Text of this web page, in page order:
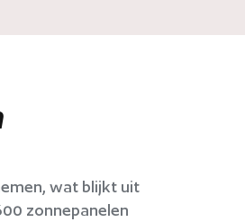
wat blijkt uit
zonnepanelen